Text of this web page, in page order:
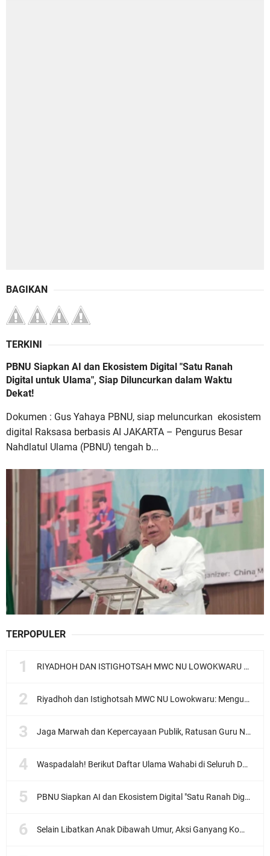
BAGIKAN
TERKINI
PBNU Siapkan AI dan Ekosistem Digital "Satu Ranah
Digital untuk Ulama", Siap Diluncurkan dalam Waktu
Dekat!
Dokumen : Gus Yahaya PBNU, siap meluncurkan ekosistem
digital Raksasa berbasis AI JAKARTA – Pengurus Besar
Nahdlatul Ulama (PBNU) tengah b...
TERPOPULER
RIYADHOH DAN ISTIGHOTSAH MWC NU LOWOKWARU Menyambut Muktamar NU ke-35, Meneguhkan Sanad Laku Para Muassis
Riyadhoh dan Istighotsah MWC NU Lowokwaru: Menguatkan Doa, Menjalin Ukhuwah Menyambut Muktamar NU ke-35
Jaga Marwah dan Kepercayaan Publik, Ratusan Guru Ngaji Kota Malang Serukan Deklarasi Ramah Anak
Waspadalah! Berikut Daftar Ulama Wahabi di Seluruh Dunia dan Karya-karyanya
PBNU Siapkan AI dan Ekosistem Digital "Satu Ranah Digital untuk Ulama", Siap Diluncurkan dalam Waktu Dekat!
Selain Libatkan Anak Dibawah Umur, Aksi Ganyang Komunis Jadi Sorotan Karena Ada Narasi Halal Sembelih Orang